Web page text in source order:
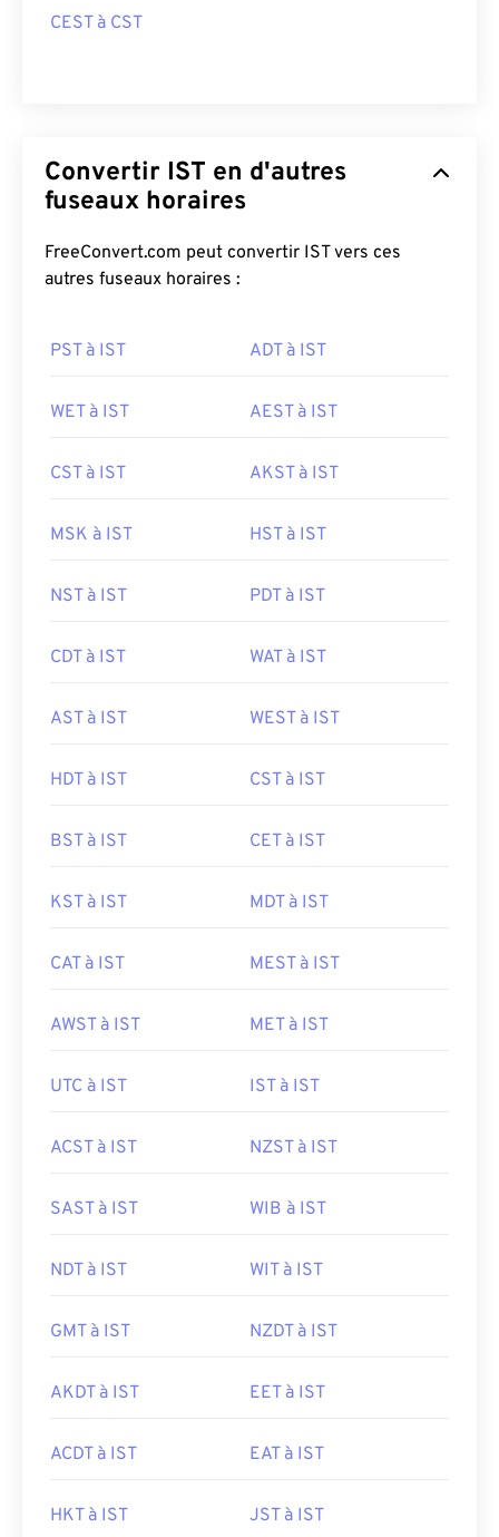
CEST à CST
Convertir IST en d'autres
fuseaux horaires
FreeConvert.com peut convertir IST vers ces
autres fuseaux horaires :
PST à IST ADT à IST
WET à IST AEST à IST
CST à IST AKST à IST
MSK à IST HST à IST
NST à IST PDT à IST
CDT à IST WAT à IST
AST à IST WEST à IST
HDT à IST CST à IST
BST à IST CET à IST
KST à IST MDT à IST
CAT à IST MEST à IST
AWST à IST MET à IST
UTC à IST IST à IST
ACST à IST NZST à IST
SAST à IST WIB à IST
NDT à IST WIT à IST
GMT à IST NZDT à IST
AKDT à IST EET à IST
ACDT à IST EAT à IST
HKT à IST JST à IST